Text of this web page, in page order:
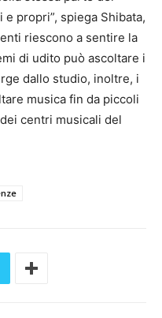
propri”, spiega Shibata,
riescono a sentire la
di udito può ascoltare i
dallo studio, inoltre, i
musica fin da piccoli
centri musicali del